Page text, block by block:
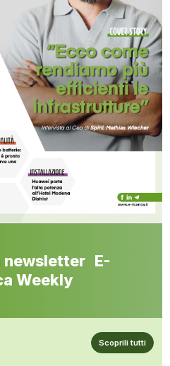
newsletter E-
Weekly
Scoprili tutti